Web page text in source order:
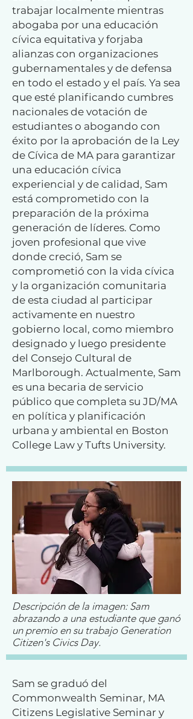
trabajar localmente mientras
abogaba por una educación
cívica equitativa y forjaba
alianzas con organizaciones
gubernamentales y de defensa
en todo el estado y el país. Ya sea
que esté planificando cumbres
nacionales de votación de
estudiantes o abogando con
éxito por la aprobación de la Ley
de Cívica de MA para garantizar
una educación cívica
experiencial y de calidad, Sam
está comprometido con la
preparación de la próxima
generación de líderes. Como
joven profesional que vive
donde creció, Sam se
comprometió con la vida cívica
y la organización comunitaria
de esta ciudad al participar
activamente en nuestro
gobierno local, como miembro
designado y luego presidente
del Consejo Cultural de
Marlborough. Actualmente, Sam
es una becaria de servicio
público que completa su JD/MA
en política y planificación
urbana y ambiental en Boston
College Law y Tufts University.
Descripción de la imagen: Sam
abrazando a una estudiante que ganó
un premio en su trabajo Generation
Citizen's Civics Day.
Sam se graduó del
Commonwealth Seminar, MA
Citizens Legislative Seminar y